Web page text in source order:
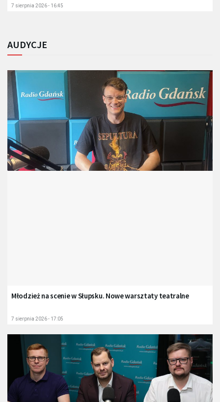
7 sierpnia 2026 - 16:45
AUDYCJE
Młodzież na scenie w Słupsku. Nowe warsztaty teatralne
7 sierpnia 2026 - 17:05